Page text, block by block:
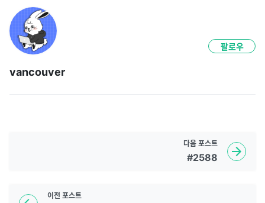
vancouver
팔로우
이전 포스트
다음 포스트
#2588